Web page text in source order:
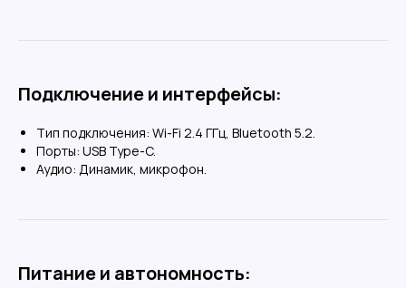
Подключение и интерфейсы:
Тип подключения: Wi-Fi 2.4 ГГц, Bluetooth 5.2.
Порты: USB Type-C.
Аудио: Динамик, микрофон.
Питание и автономность:
ИП Власова Анна Юрьевна
ОГРНИП: 325080000034140
ИНН: 421899290406
Согласие на обработку
Договор-оферта